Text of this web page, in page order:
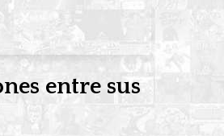
entre sus